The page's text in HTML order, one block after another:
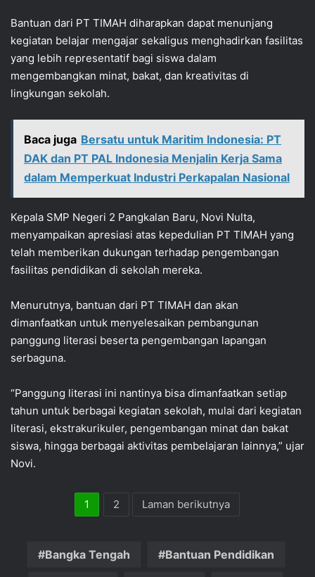
Bantuan dari PT TIMAH diharapkan dapat menunjang
kegiatan belajar mengajar sekaligus menghadirkan fasilitas
yang lebih representatif bagi siswa dalam
mengembangkan minat, bakat, dan kreativitas di
lingkungan sekolah.
Baca juga Bersatu untuk Maritim Indonesia: PT
DAK dan PT PAL Indonesia Menjalin Kerja Sama
dalam Memperkuat Industri Perkapalan Nasional
Kepala SMP Negeri 2 Pangkalan Baru, Novi Nulta,
menyampaikan apresiasi atas kepedulian PT TIMAH yang
telah memberikan dukungan terhadap pengembangan
fasilitas pendidikan di sekolah mereka.
Menurutnya, bantuan dari PT TIMAH dan akan
dimanfaatkan untuk menyelesaikan pembangunan
panggung literasi beserta pengembangan lapangan
serbaguna.
“Panggung literasi ini nantinya bisa dimanfaatkan setiap
tahun untuk berbagai kegiatan sekolah, mulai dari kegiatan
literasi, ekstrakurikuler, pengembangan minat dan bakat
siswa, hingga berbagai aktivitas pembelajaran lainnya,” ujar
Novi.
1 2 Laman berikutnya
Bangka Tengah Bantuan Pendidikan